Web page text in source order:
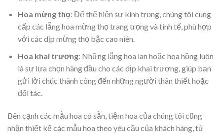
Hoa mừng thọ: Để thể hiện sự kính trọng, chúng tôi cung
cấp các lẵng hoa mừng thọ trang trọng và tinh tế, phù hợp
với các dịp mừng thọ bậc cao niên.
Hoa khai trương: Những lẵng hoa lan hoặc hoa hồng luôn
là sự lựa chọn hàng đầu cho các dịp khai trương, giúp bạn
gửi lời chúc thành công đến những người thân thiết hoặc
đối tác.
Bên cạnh các mẫu hoa có sẵn, tiệm hoa của chúng tôi cũng
nhận thiết kế các mẫu hoa theo yêu cầu của khách hàng, từ